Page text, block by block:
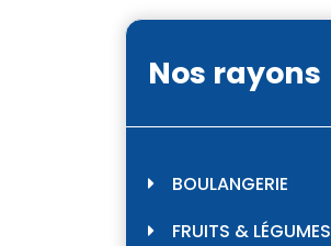
Nos rayons
BOULANGERIE
FRUITS & LÉGUMES